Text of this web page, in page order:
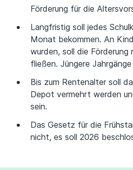
Förderung für die
Langfristig soll jedes
Monat bekommen. An
wurden, soll die Förderung
fließen. Jüngere
Bis zum Rentenalter soll
Depot vermehrt werden
sein.
Das Gesetz für die
nicht, es soll 2026